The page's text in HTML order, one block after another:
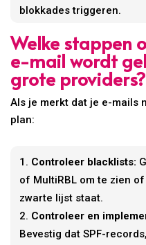
blokkades triggeren.
Welke stappen
e-mail wordt
grote providers?
Als je merkt dat je e-mails
plan:
Controleer blacklists:
of MultiRBL om te zien
zwarte lijst staat.
Controleer en
Bevestig dat SPF-